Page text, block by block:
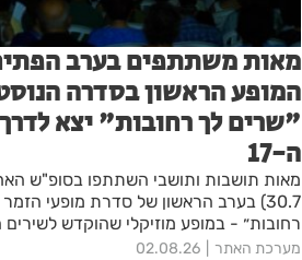
מאות משתתפים בערב
המופע הראשון בסדרה
"שרים לך רחובות" יצא
ה-17
מאות תושבות ותושבי השתתפו בסופ"ש
30.7) בערב הראשון של סדרת מופעי
רחובות״ - במופע מוזיקלי שהוקדש לשירים
הקולנוע הישראלי. ארבעה מופעים נוספים
מערכת האתר 02.08.26